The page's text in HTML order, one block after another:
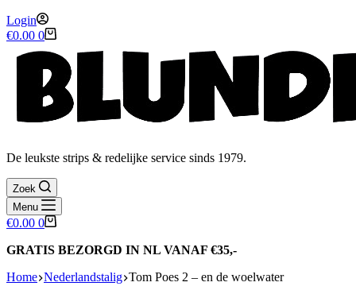
Login
Winkelwagen
€0.00 0
De leukste strips & redelijke service sinds 1979.
Zoek
Menu
Winkelwagen
€0.00 0
GRATIS BEZORGD IN NL VANAF €35,-
Home Nederlandstalig Tom Poes 2 – en de woelwater